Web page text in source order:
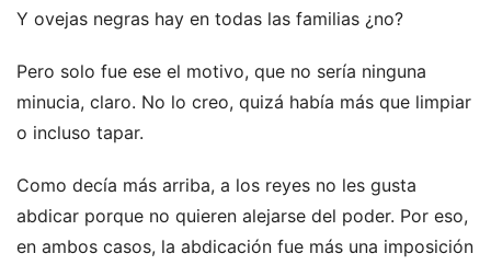
Y ovejas negras hay en todas las familias ¿no?
Pero solo fue ese el motivo, que no sería ninguna
minucia, claro. No lo creo, quizá había más que limpiar
o incluso tapar.
Como decía más arriba, a los reyes no les gusta
abdicar porque no quieren alejarse del poder. Por eso,
en ambos casos, la abdicación fue más una imposición